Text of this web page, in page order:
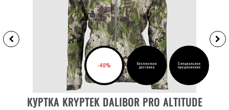
ВЫБРАТЬ РАЗМЕР
-40% Бесплатная
доставка
Специальное
предложение
КУРТКА KRYPTEK DALIBOR PRO ALTITUDE